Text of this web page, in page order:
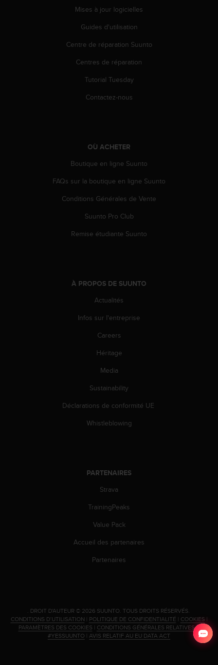
Mises à jour logicielles
Guides d'utilisation
Centre de réparation Suunto
Centres de réparation
Tutorial Tuesday
Contactez-nous
OÙ ACHETER
Boutique en ligne Suunto
FAQs sur la boutique en ligne Suunto
Conditions Générales de Vente
Suunto Pro Club
Remise étudiante Suunto
À PROPOS DE SUUNTO
Actualités
Infos sur l'entreprise
Careers
Héritage
Media
Sustainability
Déclarations de conformité UE
Whistleblowing
PARTENAIRES
Strava
TrainingPeaks
Value Pack
Accueil des partenaires
Partenaires
. DROIT D'AUTEUR © 2026 SUUNTO. TOUS DROITS RÉSERVÉS.
CONDITIONS D’UTILISATION| POLITIQUE DE CONFIDENTIALITÉ | COOKIES|
PARAMÈTRES DES COOKIES | CONDITIONS GÉNÉRALES RELATIVES À
#YESSUUNTO | AVIS RELATIF AU EU DATA ACT